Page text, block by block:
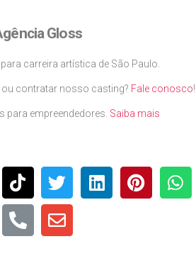
Gloss
carreira artística de São Paulo.
ou contratar nosso casting? Fale conosco!
para empreendedores. Saiba mais